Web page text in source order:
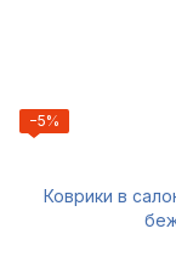
−5%
Коврики в